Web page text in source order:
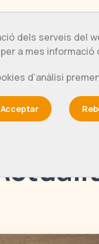
dels serveis del
per a mes informació
d’anàlisi
Acceptar